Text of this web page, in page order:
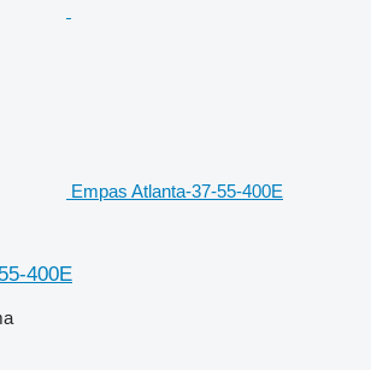
Empas Atlanta-37-55-400E
400E